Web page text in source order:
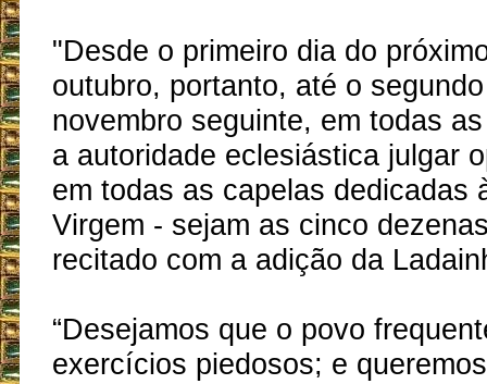
"Desde o primeiro dia do
outubro, portanto, até o
novembro seguinte, em todas
a autoridade eclesiástica julgar
em todas as capelas dedicadas
Virgem - sejam as cinco
recitado com a adição da
“Desejamos que o povo
exercícios piedosos; e